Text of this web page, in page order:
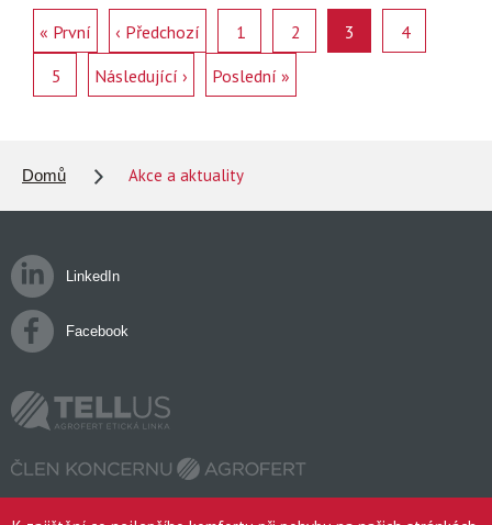
« První ‹ Předchozí 1 2 3
4
5
Následující › Poslední »
Domů Akce a aktuality
LinkedIn
Facebook